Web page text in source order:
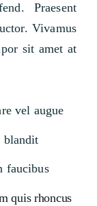
Praesent
Vivamus
sit amet at
vel augue
blandit
faucibus
quis rhoncus